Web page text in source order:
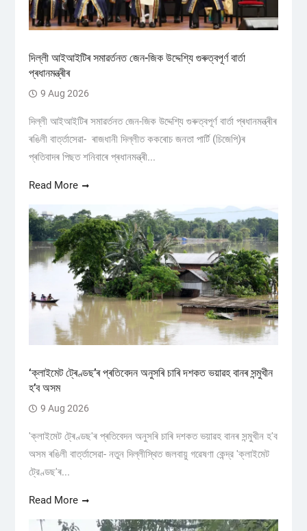
দিল্লী আইআইটিৰ সমাৱৰ্তনত জেন-জিক উদ্দেশ্যি গুৰুত্বপূৰ্ণ বাৰ্তা
প্ৰধানমন্ত্ৰীৰ
9 Aug 2026
দিল্লী আইআইটিৰ সমাৱৰ্তনত জেন-জিক উদ্দেশ্যি গুৰুত্বপূৰ্ণ বাৰ্তা প্ৰধানমন্ত্ৰীৰ
ৰঙিলী বাৰ্ত্তাসেৱা- ৰাজধানী দিল্লীত ককৰোচ জনতা পাৰ্টি (চিজেপি)ৰ
প্ৰতিবাদৰ পিছত শনিবাৰে প্ৰধানমন্ত্ৰী...
Read More
‘ক্লাইমেট ট্ৰেণ্ডছ’ৰ প্ৰতিবেদন অনুসৰি চাৰি দশকত ভয়াৱহ বানৰ সন্মুখীন
হ’ব অসম
9 Aug 2026
'ক্লাইমেট ট্ৰেণ্ডছ'ৰ প্ৰতিবেদন অনুসৰি চাৰি দশকত ভয়াৱহ বানৰ সন্মুখীন হ'ব
অসম ৰঙিলী বাৰ্ত্তাসেৱা- নতুন দিল্লীস্থিত জলবায়ু গৱেষণা কেন্দ্র 'ক্লাইমেট
ট্রেণ্ডছ'ৰ...
Read More